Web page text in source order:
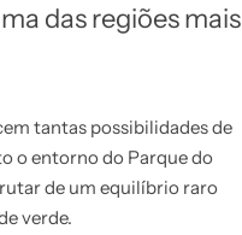
das regiões mais
tantas possibilidades de
o entorno do Parque do
de um equilíbrio raro
verde.